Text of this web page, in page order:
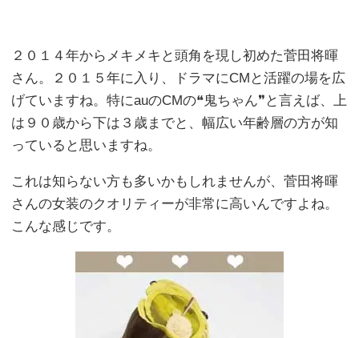
２０１４年からメキメキと頭角を現し初めた菅田将暉
さん。２０１５年に入り、ドラマにCMと活躍の場を広
げていますね。特にauのCMの❝鬼ちゃん❞と言えば、上
は９０歳から下は３歳までと、幅広い年齢層の方が知
っていると思いますね。
これは知らない方も多いかもしれませんが、菅田将暉
さんの女装のクオリティーが非常に高いんですよね。
こんな感じです。